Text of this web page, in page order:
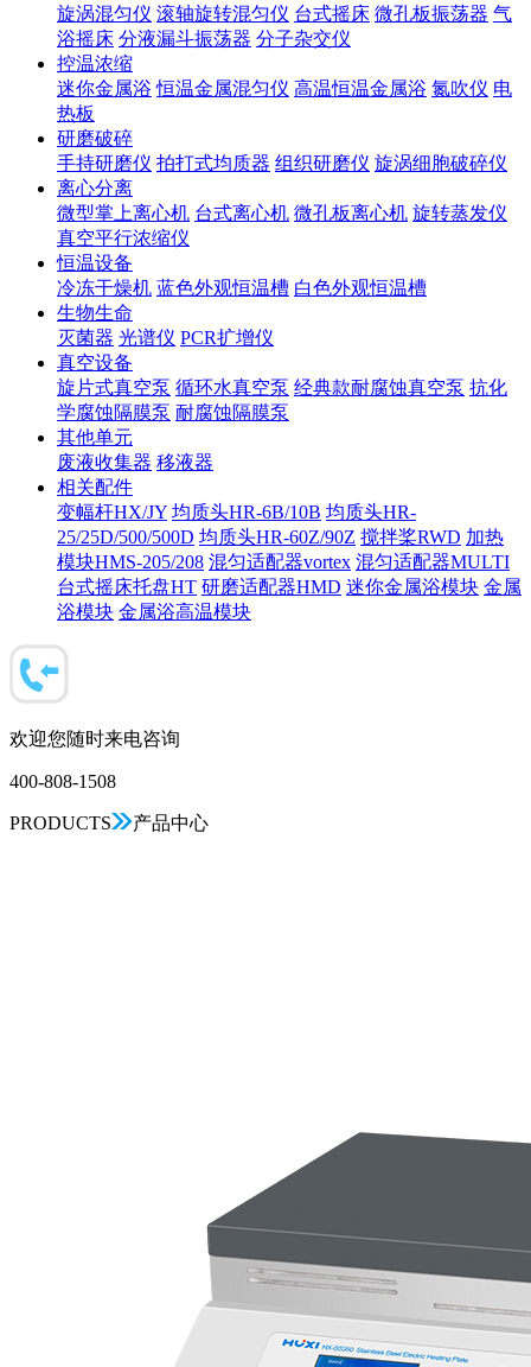
旋涡混匀仪 滚轴旋转混匀仪 台式摇床 微孔板振荡器 气
浴摇床 分液漏斗振荡器 分子杂交仪
控温浓缩
迷你金属浴 恒温金属混匀仪 高温恒温金属浴 氮吹仪 电
热板
研磨破碎
手持研磨仪 拍打式均质器 组织研磨仪 旋涡细胞破碎仪
离心分离
微型掌上离心机 台式离心机 微孔板离心机 旋转蒸发仪
真空平行浓缩仪
恒温设备
冷冻干燥机 蓝色外观恒温槽 白色外观恒温槽
生物生命
灭菌器 光谱仪 PCR扩增仪
真空设备
旋片式真空泵 循环水真空泵 经典款耐腐蚀真空泵 抗化
学腐蚀隔膜泵 耐腐蚀隔膜泵
其他单元
废液收集器 移液器
相关配件
变幅杆HX/JY 均质头HR-6B/10B 均质头HR-
25/25D/500/500D 均质头HR-60Z/90Z 搅拌桨RWD 加热
模块HMS-205/208 混匀适配器vortex 混匀适配器MULTI
台式摇床托盘HT 研磨适配器HMD 迷你金属浴模块 金属
浴模块 金属浴高温模块
欢迎您随时来电咨询
400-808-1508
PRODUCTS 产品中心